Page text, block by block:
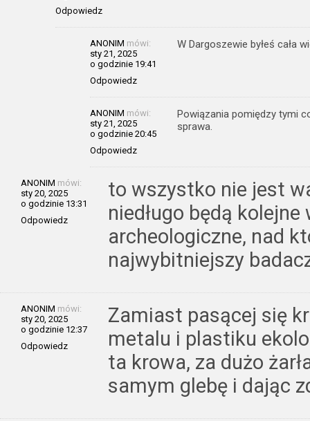
Odpowiedz
ANONIM mówi:
sty 21, 2025
o godzinie 19:41
Odpowiedz
W Dargoszewie byłeś cała
ANONIM mówi:
sty 21, 2025
o godzinie 20:45
Odpowiedz
Powiązania pomiędzy tymi
sprawa.
ANONIM mówi:
sty 20, 2025
o godzinie 13:31
Odpowiedz
to wszystko nie jest
niedługo będą
archeologiczne, nad
najwybitniejszy
ANONIM mówi:
sty 20, 2025
o godzinie 12:37
Odpowiedz
Zamiast pasącej się
metalu i plastiku
ta krowa, za dużo
samym glebę i dając